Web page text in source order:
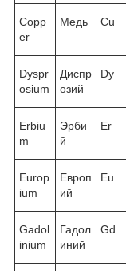
Copp
er
Медь Cu
Dyspr
osium
Диспр
озий
Dy
Erbiu
m
Эрби
й
Er
Europ
ium
Европ
ий
Eu
Gadol
inium
Гадол
иний
Gd